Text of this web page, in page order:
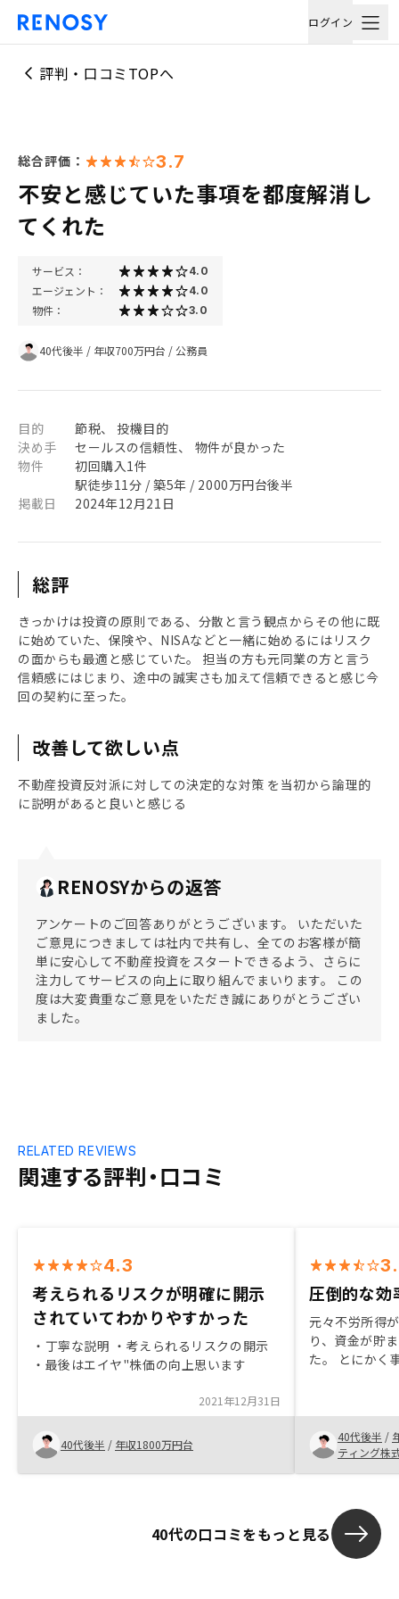
ログイン
評判・口コミTOPへ
総合評価： 3.7
不安と感じていた事項を都度解消し
てくれた
サービス： 4.0
エージェント： 4.0
物件： 3.0
40代後半 / 年収700万円台 /公務員
目的
節税、 投機目的
決め手
セールスの信頼性、 物件が良かった
物件
初回購入1件
駅徒歩11分 / 築5年 / 2000万円台後半
掲載日
2024年12月21日
総評
きっかけは投資の原則である、分散と言う観点からその他に既
に始めていた、保険や、NISAなどと一緒に始めるにはリスク
の面からも最適と感じていた。 担当の方も元同業の方と言う
信頼感にはじまり、途中の誠実さも加えて信頼できると感じ今
回の契約に至った。
改善して欲しい点
不動産投資反対派に対しての決定的な対策 を当初から論理的
に説明があると良いと感じる
RENOSYからの返答
アンケートのご回答ありがとうございます。 いただいた
ご意見につきましては社内で共有し、全てのお客様が簡
単に安心して不動産投資をスタートできるよう、さらに
注力してサービスの向上に取り組んでまいります。 この
度は大変貴重なご意見をいただき誠にありがとうござい
ました。
関連する評判・口コミ
RELATED REVIEWS
4.3
考えられるリスクが明確に開示
されていてわかりやすかった
・丁寧な説明 ・考えられるリスクの開示
・最後はエイヤ"株価の向上思います
2021年12月31日
40代後半 / 年収1800万円台
圧倒的な効
元々不労所得
り、資金が貯
た。 とにかく
化を求めて、
ステム周りの
います。 また
で欲しいです
40代後半 /
ティング株
40代の口コミをもっと見る